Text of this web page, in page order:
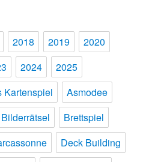
2018 2019
2020
2024
2025
Kartenspiel
Asmodee
Bilderrätsel
Brettspiel
Deck Building